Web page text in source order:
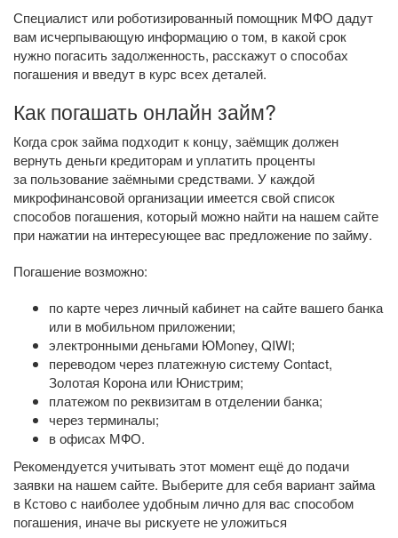
Специалист или роботизированный помощник МФО дадут
вам исчерпывающую информацию о том, в какой срок
нужно погасить задолженность, расскажут о способах
погашения и введут в курс всех деталей.
Как погашать онлайн займ?
Когда срок займа подходит к концу, заёмщик должен
вернуть деньги кредиторам и уплатить проценты
за пользование заёмными средствами. У каждой
микрофинансовой организации имеется свой список
способов погашения, который можно найти на нашем сайте
при нажатии на интересующее вас предложение по займу.
Погашение возможно:
по карте через личный кабинет на сайте вашего банка
или в мобильном приложении;
электронными деньгами ЮMoney, QIWI;
переводом через платежную систему Contact,
Золотая Корона или Юнистрим;
платежом по реквизитам в отделении банка;
через терминалы;
в офисах МФО.
Рекомендуется учитывать этот момент ещё до подачи
заявки на нашем сайте. Выберите для себя вариант займа
в Кстово с наиболее удобным лично для вас способом
погашения, иначе вы рискуете не уложиться